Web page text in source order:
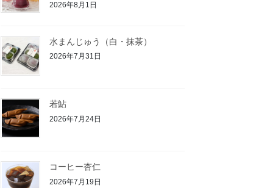
2026年8月1日
水まんじゅう（白・抹茶）
2026年7月31日
若鮎
2026年7月24日
コーヒー杏仁
2026年7月19日